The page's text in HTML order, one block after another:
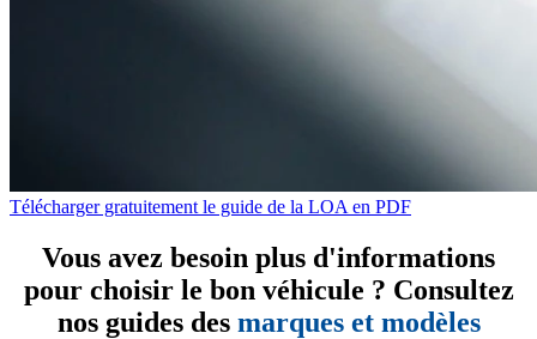
Télécharger gratuitement le guide de la LOA en PDF
Vous avez besoin plus d'informations
pour choisir le bon véhicule ? Consultez
nos guides des marques et modèles